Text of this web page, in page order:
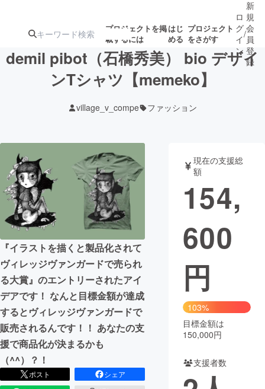
プロジェクトを掲
載するには
はじ
める
プロジェクト
をさがす
ターン
ジェクト
ロジェクト
アート・写真 音楽
テクノロジー・ガジェット ゲーム・サ
映像・映画
ビジネス・起業
まちづくり・地域活性化
CAMPFIRE for Social Good CAMPFIRE Creation
CAMPFIREふるさと納税
コミュニティ
ロ
グ
イ
ン
/
新
規
会
員
登
録
demil pibot（石橋秀美） bio デザイ
ンTシャツ【memeko】
village_v_compe ファッション
『イラストを描くと製品化されて
ヴィレッジヴァンガードで売られ
る大賞』のエントリーされたアイ
デアです！ なんと目標金額が達成
するとヴィレッジヴァンガードで
販売されるんです！！ あなたの支
援で商品化が決まるかも
（^^）？！
ポスト
シェア
現在の支援総
額
154,
600
円
103%
目標金額は
150,000円
支援者数